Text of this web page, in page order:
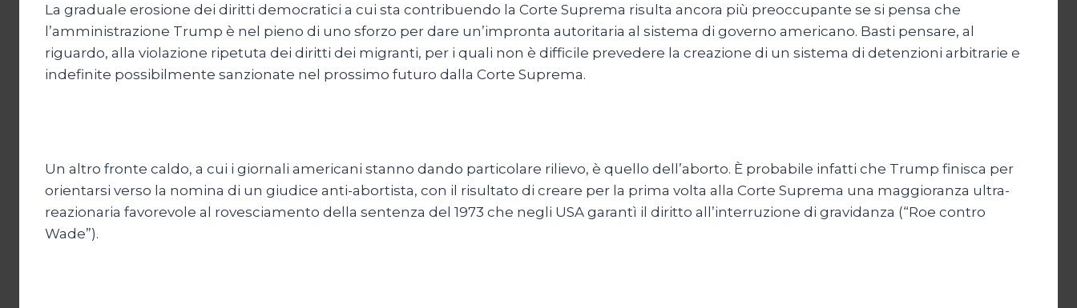
La graduale erosione dei diritti democratici a cui sta contribuendo la Corte Suprema risulta ancora più preoccupante se si pensa che
l’amministrazione Trump è nel pieno di uno sforzo per dare un’impronta autoritaria al sistema di governo americano. Basti pensare, al
riguardo, alla violazione ripetuta dei diritti dei migranti, per i quali non è difficile prevedere la creazione di un sistema di detenzioni arbitrarie e
indefinite possibilmente sanzionate nel prossimo futuro dalla Corte Suprema.
Un altro fronte caldo, a cui i giornali americani stanno dando particolare rilievo, è quello dell’aborto. È probabile infatti che Trump finisca per
orientarsi verso la nomina di un giudice anti-abortista, con il risultato di creare per la prima volta alla Corte Suprema una maggioranza ultra-
reazionaria favorevole al rovesciamento della sentenza del 1973 che negli USA garantì il diritto all’interruzione di gravidanza (“Roe contro
Wade”).